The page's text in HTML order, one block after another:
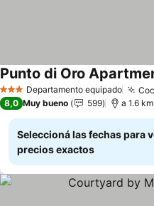
3 EstrellasDepartamento equipado
Punto di Oro
8,0 Muy bueno 599 a 1.6
Seleccioná las fechas para
precios exactos